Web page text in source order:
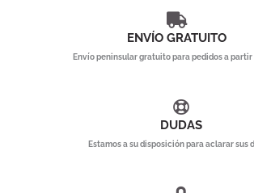
ENVÍO GRATUITO
Envío peninsular gratuito para pedidos a partir
DUDAS
Estamos a su disposición para aclarar sus